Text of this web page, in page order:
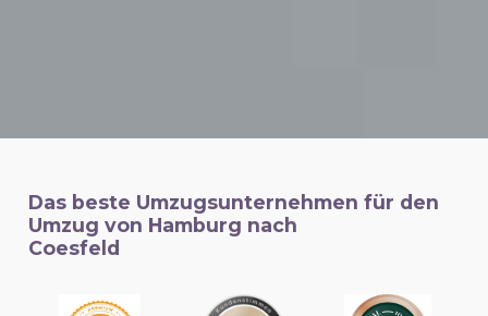
Das beste Umzugsunternehmen für den
Umzug von Hamburg nach
Coesfeld